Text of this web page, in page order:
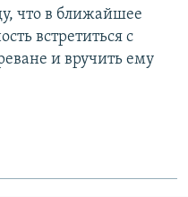
что в ближайшее
встретиться с
и вручить ему